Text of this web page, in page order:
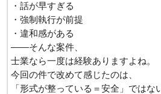
・話が早すぎる
・強制執行が前提
・違和感がある
――そんな案件、
士業なら一度は経験ありますよね。
今回の件で改めて感じたのは、
「形式が整っている＝安全」ではな